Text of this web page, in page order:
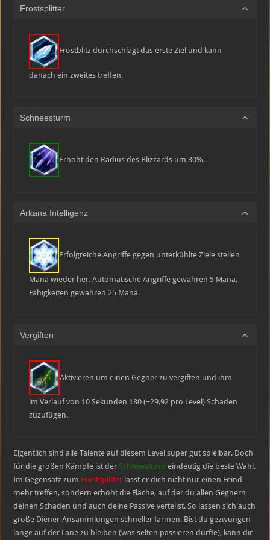
Frostsplitter
Frostblitz durchschlägt das erste Ziel und kann
danach ein zweites treffen.
Schneesturm
Erhöht den Radius des Blizzards um 30%.
Arkana Intelligenz
Erfolgreiche Angriffe gegen unterkühlte Ziele stellen
Mana wieder her. Automatische Angriffe gewähren 5 Mana,
Fähigkeiten gewähren 25 Mana.
Vergiften
Aktivieren um einen Gegner zu vergiften und ihm
im Verlauf von 10 Sekunden 180 (+29,92 pro Level) Schaden
zuzufügen.
Eigentlich sind alle Talente auf diesem Level super gut spielbar. Doch
für die großen Kämpfe ist der Schneesturm eindeutig die beste Wahl.
Im Gegensatz zum Frostsplitter lässt er dich nicht nur einen Feind
mehr treffen, sondern erhöht die Fläche, auf der du allen Gegnern
deinen Schaden und auch deine Passive verteilst. So lassen sich auch
große Diener-Ansammlungen schneller farmen. Bist du gezwungen
lange auf der Lane zu bleiben (was selten passieren dürfte), kann dir